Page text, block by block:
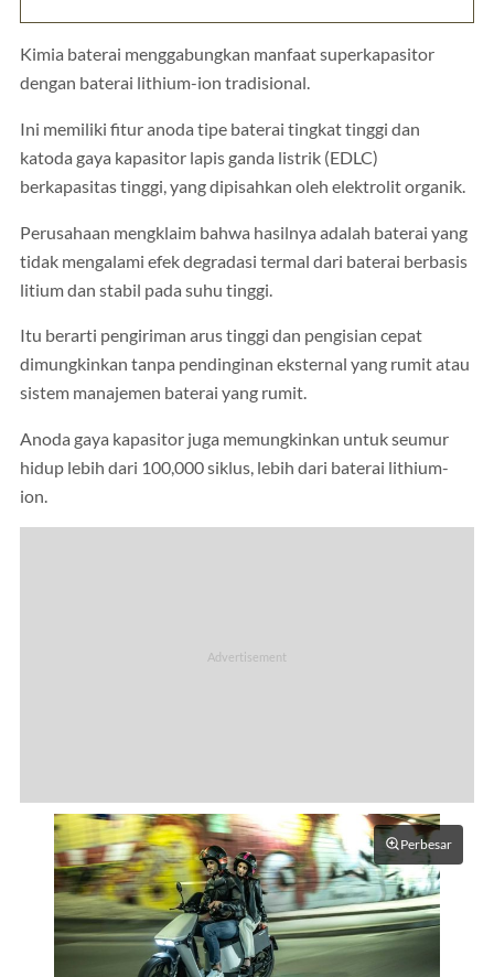
Kimia baterai menggabungkan manfaat superkapasitor
dengan baterai lithium-ion tradisional.
Ini memiliki fitur anoda tipe baterai tingkat tinggi dan
katoda gaya kapasitor lapis ganda listrik (EDLC)
berkapasitas tinggi, yang dipisahkan oleh elektrolit organik.
Perusahaan mengklaim bahwa hasilnya adalah baterai yang
tidak mengalami efek degradasi termal dari baterai berbasis
litium dan stabil pada suhu tinggi.
Itu berarti pengiriman arus tinggi dan pengisian cepat
dimungkinkan tanpa pendinginan eksternal yang rumit atau
sistem manajemen baterai yang rumit.
Anoda gaya kapasitor juga memungkinkan untuk seumur
hidup lebih dari 100,000 siklus, lebih dari baterai lithium-
ion.
Perbesar